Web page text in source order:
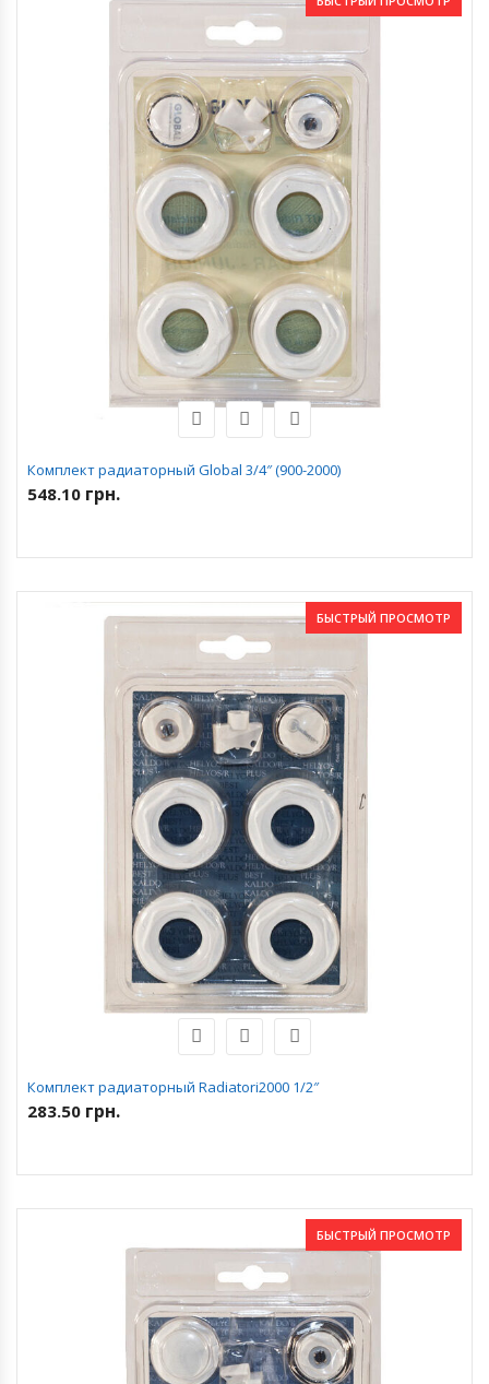
Комплект радиаторный Global 3/4″ (900-2000)
548.10 грн.
БЫСТРЫЙ ПРОСМОТР
Комплект радиаторный Radiatori2000 1/2″
283.50 грн.
БЫСТРЫЙ ПРОСМОТР